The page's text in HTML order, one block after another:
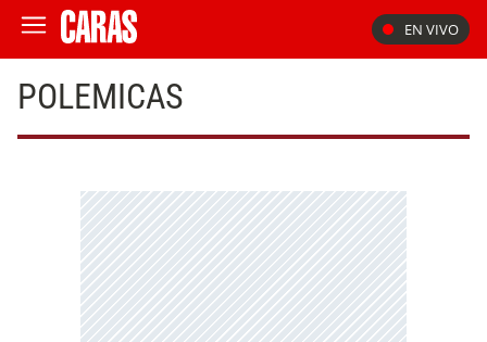
EN VIVO
POLEMICAS